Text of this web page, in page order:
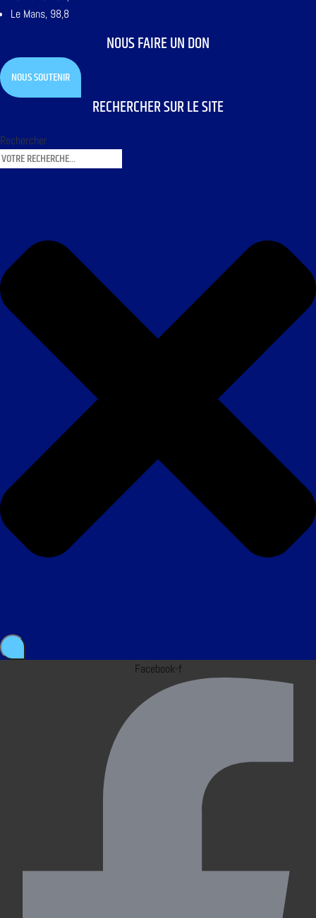
Le Mans, 98,8
NOUS FAIRE UN DON
NOUS SOUTENIR
RECHERCHER SUR LE SITE
Rechercher
Facebook-f